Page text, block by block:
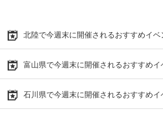
北陸で今週末に開催されるおすすめイベ
富山県で今週末に開催されるおすすめイ
石川県で今週末に開催されるおすすめイ